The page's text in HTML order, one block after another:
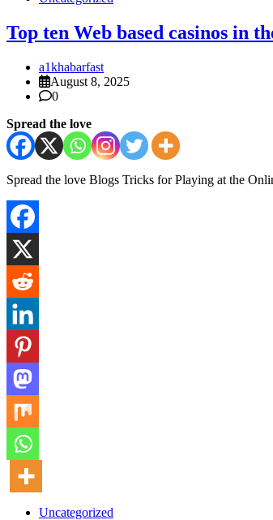
Top ten Web based casinos in
a1khabarfast
August 8, 2025
0
Spread the love
Spread the love Blogs Tricks for Playing at the
Uncategorized